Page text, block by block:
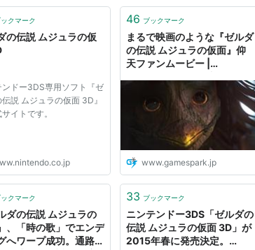
延期を繰り返して長時間待たせた
か1年で...
クマーク
の伝説 ムジュラの仮
ドー3DS専用ソフト『ゼ
説 ムジュラの仮面 3D』
イトです。
46 ブックマーク
まるで映画のような『ゼルダ
の伝説 ムジュラの仮面』仰
天ファンムービー |
ゲーム情報サイト
www.gamespark.jp
クマーク
ダの伝説 ムジュラの
、「時の歌」でエンデ
へワープ成功。通路で
33 ブックマーク
ニンテンドー3DS「ゼルダの
伝説 ムジュラの仮面 3D」が
2015年春に発売決定。